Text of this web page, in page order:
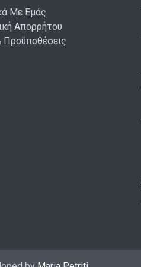
Με Εμάς
Απορρήτου
Προϋποθέσεις